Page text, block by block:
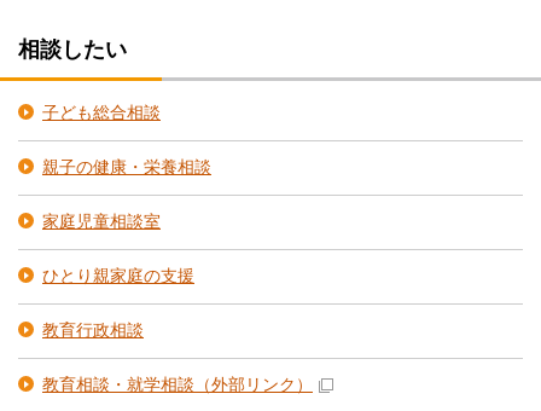
相談したい
子ども総合相談
親子の健康・栄養相談
家庭児童相談室
ひとり親家庭の支援
教育行政相談
教育相談・就学相談 （外部リンク）